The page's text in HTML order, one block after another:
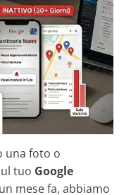
una foto o
tuo Google
mese fa, abbiamo